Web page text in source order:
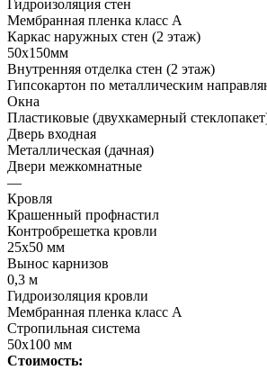
Гидроизоляция стен
Мембранная пленка класс А
Каркас наружных стен (2 этаж)
50х150мм
Внутренняя отделка стен (2 этаж)
Гипсокартон по металлическим
Окна
Пластиковые (двухкамерный
Дверь входная
Металлическая (дачная)
Двери межкомнатные
—
Кровля
Крашенный профнастил
Контробрешетка кровли
25х50 мм
Вынос карнизов
0,3 м
Гидроизоляция кровли
Мембранная пленка класс А
Стропильная система
50х100 мм
Стоимость: